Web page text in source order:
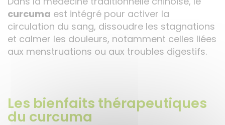
curcuma est intégré pour activer la
circulation du sang, dissoudre les stagnations
et calmer les douleurs, notamment celles liées
aux menstruations ou aux troubles digestifs.
Les bienfaits thérapeutiques
du curcuma